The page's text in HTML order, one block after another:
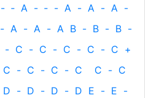
- ‐ A - ‐ - A - A - A -
- A - A - A B - B - B -
- C - C - C - C - C +
C - C - C - C C - C
D - D - D - D E - E -